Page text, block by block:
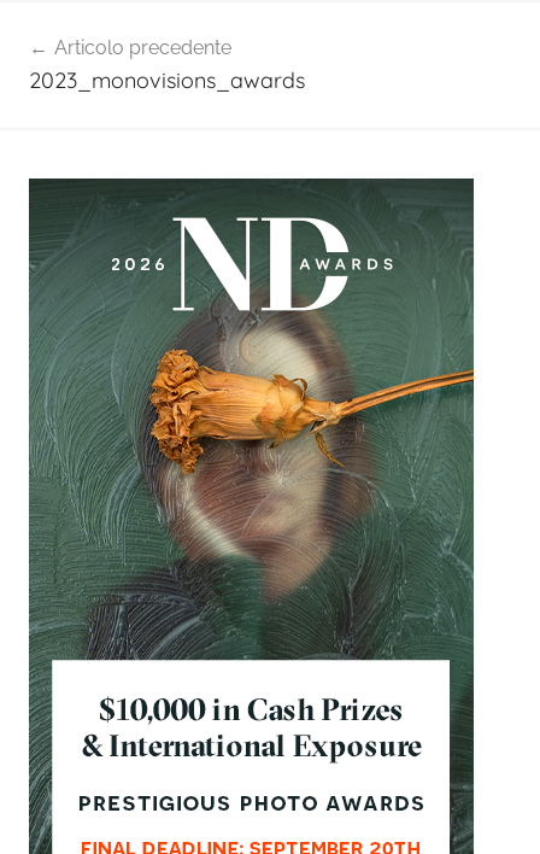
articoli
Articolo precedente
2023_monovisions_awards